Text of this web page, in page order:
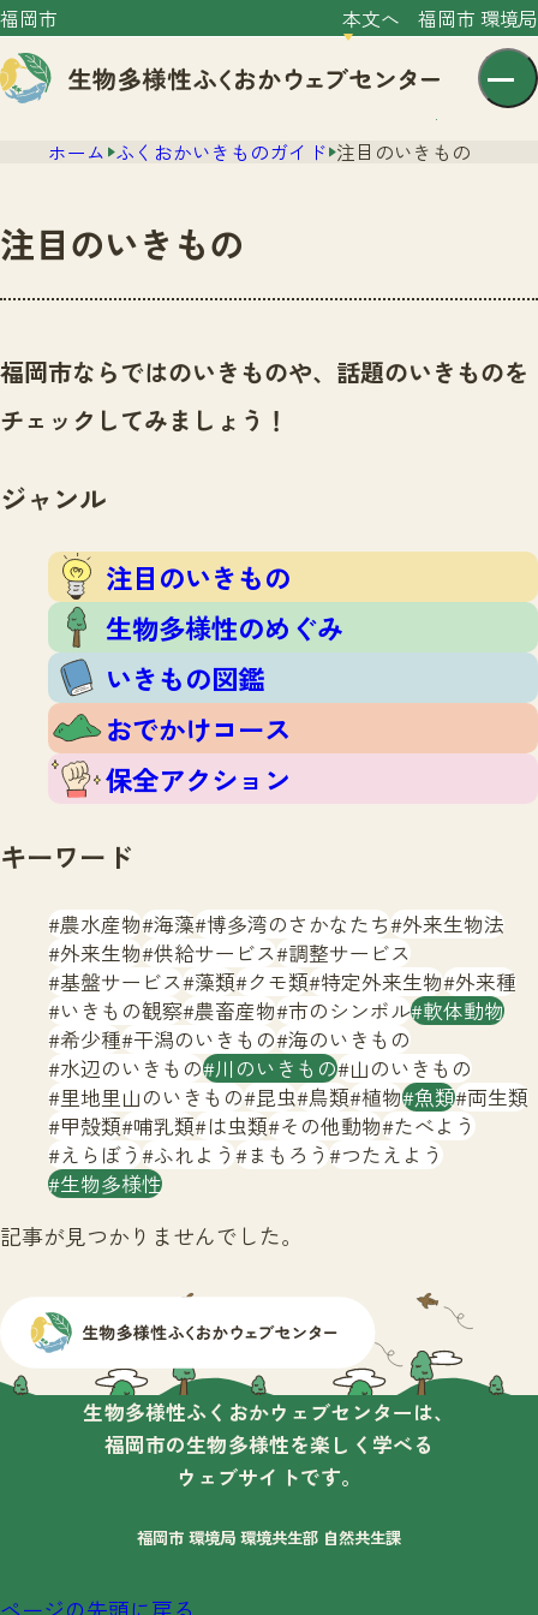
福岡市 本文へ 福岡市 環境局
文字サイズ 小 中 大
センター紹介
センター紹介TOP
サイトポリシー
ニュース
いきものガイド
注目のいきもの
生物多様性のめぐみ
いきもの図鑑
おでかけコース
保全アクション
イベント
いきもの調査隊
調査レポート
調査レポートTOP
調査結果
ふくおかいきものマップ
マッチング
マッチングTOP
掲載申し込みフォーム
お問合せ
生物多様性ふくおかウェブセンターとは
サイトマップ
ホーム ふくおかいきものガイド 注目のいきもの
注目のいきもの
福岡市ならではのいきものや、話題のいきものを
チェックしてみましょう！
ジャンル
注目のいきもの
生物多様性のめぐみ
いきもの図鑑
おでかけコース
保全アクション
キーワード
農水産物 海藻 博多湾のさかなたち 外来生物法
外来生物 供給サービス 調整サービス
基盤サービス 藻類 クモ類 特定外来生物 外来種
いきもの観察 農畜産物 市のシンボル 軟体動物
希少種 干潟のいきもの 海のいきもの
水辺のいきもの 川のいきもの 山のいきもの
里地里山のいきもの 昆虫 鳥類 植物 魚類 両生類
甲殻類 哺乳類 は虫類 その他動物 たべよう
えらぼう ふれよう まもろう つたえよう
生物多様性
記事が見つかりませんでした。
生物多様性ふくおかウェブセンターは、
福岡市の生物多様性を楽しく学べる
ウェブサイトです。
福岡市 環境局 環境共生部 自然共生課